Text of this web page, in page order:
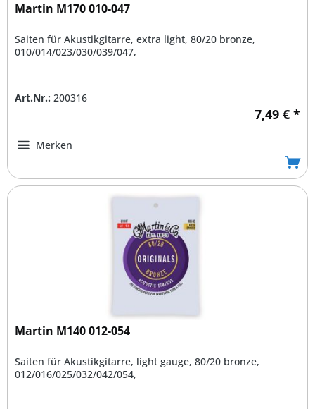
Martin M170 010-047
Saiten für Akustikgitarre, extra light, 80/20 bronze,
010/014/023/030/039/047,
Art.Nr.: 200316
7,49 € *
Merken
Martin M140 012-054
Saiten für Akustikgitarre, light gauge, 80/20 bronze,
012/016/025/032/042/054,